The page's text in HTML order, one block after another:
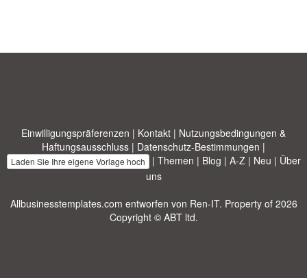
Einwilligungspräferenzen | Kontakt | Nutzungsbedingungen &
Haftungsausschluss | Datenschutz-Bestimmungen |
Laden Sie Ihre eigene Vorlage hoch | Themen | Blog | A-Z | Neu | Über
uns
Allbusinesstemplates.com entworfen von Ren-IT. Property of 2026
Copyright © ABT ltd.